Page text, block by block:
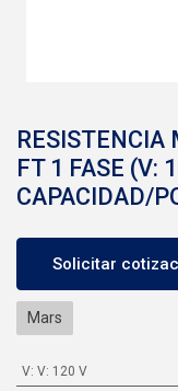
RESISTENCIA
FT 1 FASE (V:
CAPACIDAD/
Solicitar
Mars
V: V: 120 V